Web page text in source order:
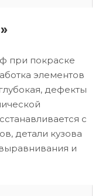
при покраске
элементов
дефекты
с
детали кузова
и